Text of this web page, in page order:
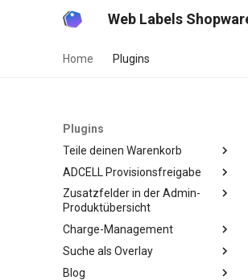
Web Labels
Home Plugins
Plugins
Teile deinen Warenkorb
ADCELL Provisionsfreigabe
Zusatzfelder in der Admin-
Produktübersicht
Charge-Management
Suche als Overlay
Blog